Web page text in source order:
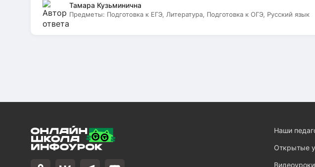
Тамара Кузьминична
Предметы: Подготовка к ЕГЭ, Литература, Подготовка к ОГЭ, Русский язык
Наши
Открытые
Видеоуроки